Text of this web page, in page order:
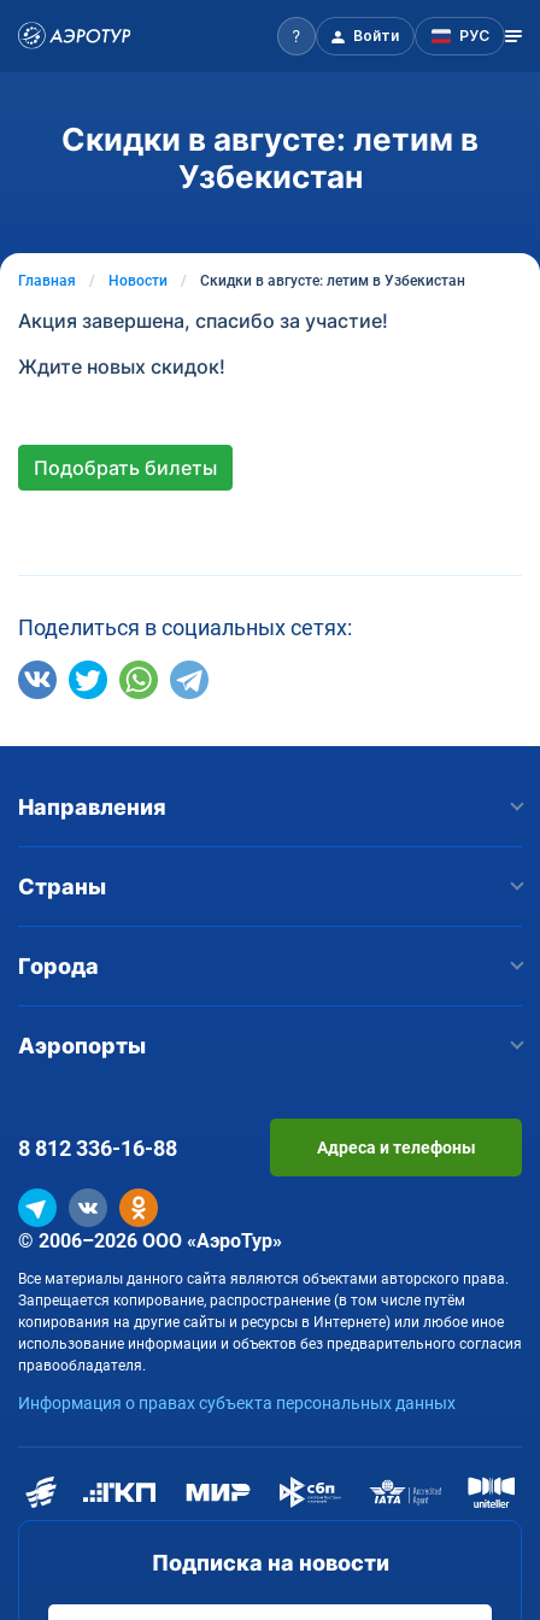
Войти РУС
Скидки в августе: летим в
Узбекистан
Главная Новости Скидки в августе: летим в Узбекистан
Акция завершена, спасибо за участие!
Ждите новых скидок!
Подобрать билеты
Поделиться в социальных сетях:
Направления
Страны
Города
Аэропорты
Подписка на новости
© 2006–2026 ООО «АэроТур»
Все материалы данного сайта являются объектами авторского права.
Запрещается копирование, распространение (в том числе путём
копирования на другие сайты и ресурсы в Интернете) или любое иное
использование информации и объектов без предварительного согласия
правообладателя.
Информация о правах субъекта персональных данных
8 812336-16-88 Адреса и телефоны